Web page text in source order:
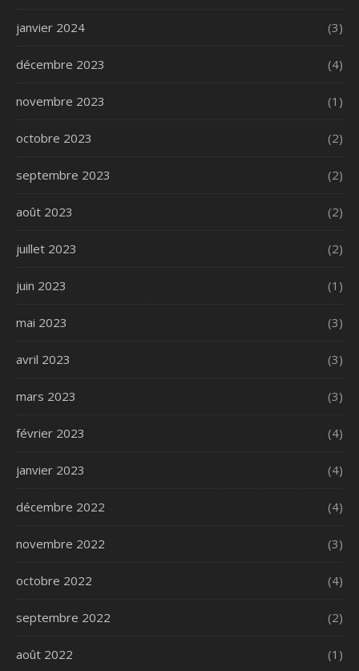
janvier 2024 (3)
décembre 2023 (4)
novembre 2023 (1)
octobre 2023 (2)
septembre 2023 (2)
août 2023 (2)
juillet 2023 (2)
juin 2023 (1)
mai 2023 (3)
avril 2023 (3)
mars 2023 (3)
février 2023 (4)
janvier 2023 (4)
décembre 2022 (4)
novembre 2022 (3)
octobre 2022 (4)
septembre 2022 (2)
août 2022 (1)